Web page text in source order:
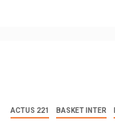
ACTUS 221 BASKET INTER